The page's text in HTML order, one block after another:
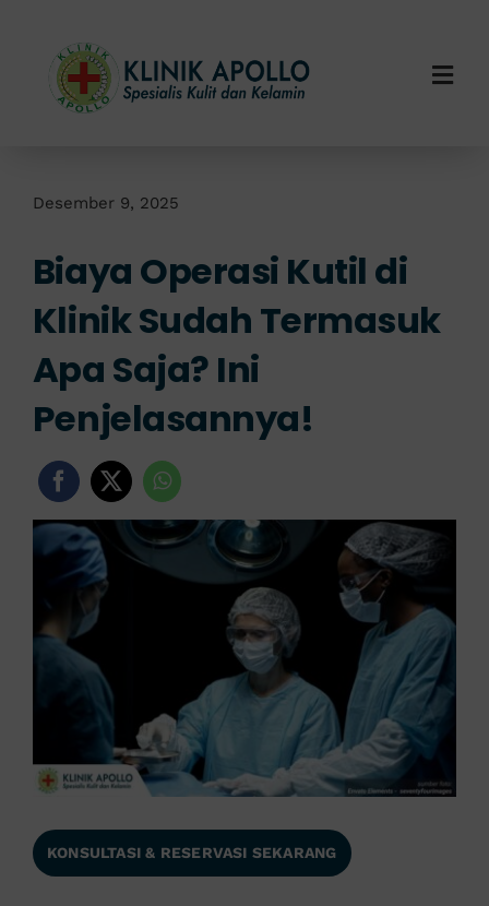
content
Layanan Kami
Info Klinik
Desember 9, 2025
Biaya Operasi Kutil di
Klinik Sudah Termasuk
Apa Saja? Ini
Penjelasannya!
KONSULTASI & RESERVASI SEKARANG